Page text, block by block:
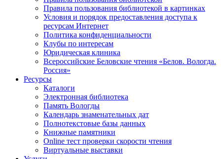
Правила пользования библиотекой в картинках
Условия и порядок предоставления доступа к
ресурсам Интернет
Политика конфиденциальности
Клубы по интересам
Юридическая клиника
Всероссийские Беловские чтения «Белов. Вологда.
Россия»
Ресурсы
Каталоги
Электронная библиотека
Память Вологды
Календарь знаменательных дат
Полнотекстовые базы данных
Книжные памятники
Online тест проверки скорости чтения
Виртуальные выставки